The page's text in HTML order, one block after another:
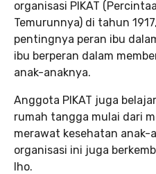
organisasi PIKAT
Temurunnya) di tahun
pentingnya peran ibu
ibu berperan dalam
anak-anaknya.
Anggota PIKAT juga
rumah tangga mulai dari
merawat kesehatan anak-
organisasi ini juga
lho.